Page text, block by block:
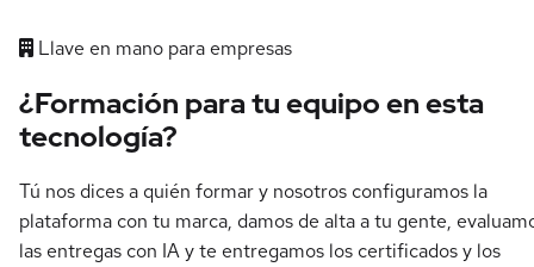
Llave en mano para empresas
¿Formación para tu equipo en esta
tecnología?
Tú nos dices a quién formar y nosotros configuramos la
plataforma con tu marca, damos de alta a tu gente,
las entregas con IA y te entregamos los certificados y los